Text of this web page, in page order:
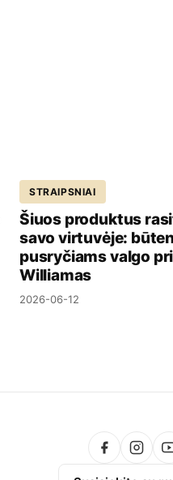
STRAIPSNIAI
Šiuos produktus
savo virtuvėje:
pusryčiams valgo
Williamas
2026-06-12